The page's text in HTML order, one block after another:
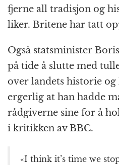
fjerne all tradisjon og
liker. Britene har tatt
Også statsminister
på tide å slutte med
over landets historie
ergerlig at han hadde
rådgiverne sine for å
i kritikken av BBC.
«I think it’s time we